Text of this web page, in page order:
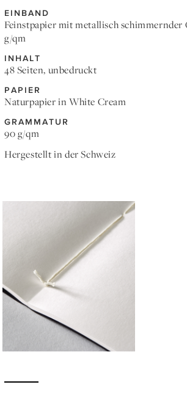
EINBAND
Feinstpapier mit metallisch schimmernder
g/qm
INHALT
48 Seiten, unbedruckt
PAPIER
Naturpapier in White Cream
GRAMMATUR
90 g/qm
Hergestellt in der Schweiz